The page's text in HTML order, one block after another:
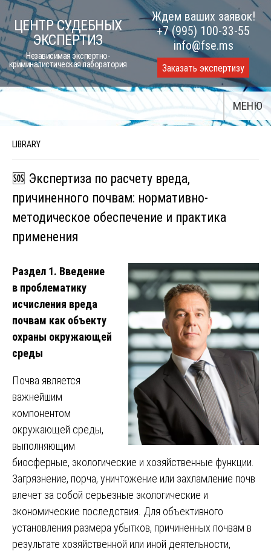
Skip
to
content
ЦЕНТР СУДЕБНЫХ
ЭКСПЕРТИЗ
Независимая экспертно-
криминалистическая лаборатория
Ждем ваших заявок!
+7 (995) 100-33-55
info@fse.ms
Заказать экспертизу
МЕНЮ
LIBRARY
🆘 Экспертиза по расчету вреда,
причиненного почвам: нормативно-
методическое обеспечение и практика
применения
Раздел 1. Введение
в проблематику
исчисления вреда
почвам как объекту
охраны окружающей
среды
Почва является
важнейшим
компонентом
окружающей среды,
выполняющим
биосферные, экологические и хозяйственные функции.
Загрязнение, порча, уничтожение или захламление почв
влечет за собой серьезные экологические и
экономические последствия. Для объективного
установления размера убытков, причиненных почвам в
результате хозяйственной или иной деятельности,